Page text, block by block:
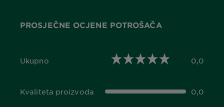
PROSJEČNE OCJENE POTROŠAČA
Ukupno
0,0 out of 5 stars 0,0
Kvaliteta proizvoda
0,0 out of 5 stars 0,0